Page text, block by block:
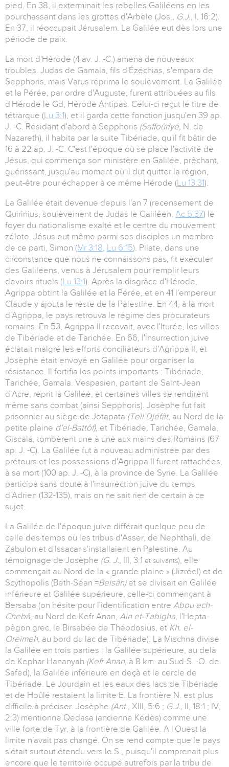
pied. En 38, il exterminait les rebelles Galiléens en les
pourchassant dans les grottes d'Arbèle (Jos., G.J., I, 16:2).
En 37, il réoccupait Jérusalem. La Galilée eut dès lors une
période de paix.
La mort d'Hérode (4 av. J. -C.) amena de nouveaux
troubles. Judas de Gamala, fils d'Ézéchias, s'empara de
Sepphoris, mais Varus réprima le soulèvement. La Galilée
et la Pérée, par ordre d'Auguste, furent attribuées au fils
d'Hérode le Gd, Hérode Antipas. Celui-ci reçut le titre de
tétrarque (Lu 3:1), et il garda cette fonction jusqu'en 39 ap.
J. -C. Résidant d'abord à Sepphoris (Saffoûrîyé, N. de
Nazareth), il habita par la suite Tibériade, qu'il fit bâtir de
16 à 22 ap. J. -C. C'est l'époque où se place l'activité de
Jésus, qui commença son ministère en Galilée, prêchant,
guérissant, jusqu'au moment où il dut quitter la région,
peut-être pour échapper à ce même Hérode (Lu 13:31).
La Galilée était devenue depuis l'an 7 (recensement de
Quirinius, soulèvement de Judas le Galiléen, Ac 5:37) le
foyer du nationalisme exalté et le centre du mouvement
zélote. Jésus eut même parmi ses disciples un membre
de ce parti, Simon (Mr 3:18, Lu 6:15). Pilate, dans une
circonstance que nous ne connaissons pas, fit exécuter
des Galiléens, venus à Jérusalem pour remplir leurs
devoirs rituels (Lu 13:1). Après la disgrâce d'Hérode,
Agrippa obtint la Galilée et la Pérée, et en 41 l'empereur
Claude y ajouta le reste de la Palestine. En 44, à la mort
d'Agrippa, le pays retrouva le régime des procurateurs
romains. En 53, Agrippa II recevait, avec l'Iturée, les villes
de Tibériade et de Tarichée. En 66, l'insurrection juive
éclatait malgré les efforts conciliateurs d'Agrippa II, et
Josèphe était envoyé en Galilée pour organiser la
résistance. Il fortifia les points importants : Tibériade,
Tarichée, Gamala. Vespasien, partant de Saint-Jean
d'Acre, reprit la Galilée, et certaines villes se rendirent
même sans combat (ainsi Sepphoris). Josèphe fut fait
prisonnier au siège de Jotapata (Tell Djéfât, au Nord de la
petite plaine d'el-Battôf), et Tibériade, Tarichée, Gamala,
Giscala, tombèrent une à une aux mains des Romains (67
ap. J. -C). La Galilée fut à nouveau administrée par des
préteurs et les possessions d'Agrippa II furent rattachées,
à sa mort (100 ap. J. -C), à la province de Syrie. La Galilée
participa sans doute à l'insurrection juive du temps
d'Adrien (132-135), mais on ne sait rien de certain à ce
sujet.
La Galilée de l'époque juive différait quelque peu de
celle des temps où les tribus d'Asser, de Nephthali, de
Zabulon et d'Issacar s'installaient en Palestine. Au
témoignage de Josèphe (G. J., III, 3:1 et suivants), elle
commençait au Nord de la « grande plaine » (Jizréel) et de
Scythopolis (Beth-Séan =Beisân) et se divisait en Galilée
inférieure et Galilée supérieure, celle-ci commençant à
Bersaba (on hésite pour l'identification entre Abou ech-
Chebâ, au Nord de Kefr Anan, Ain et-Tabigha, l'Hepta-
pêgon grec, le Birsabée de Théodosius, et Kh. el-
Oreimeh, au bord du lac de Tibériade). La Mischna divise
la Galilée en trois parties : la Galilée supérieure, au delà
de Kephar Hananyah (Kefr Anan, à 8 km. au Sud-S. -O. de
Safed), la Galilée inférieure en deçà et le cercle de
Tibériade. Le Jourdain et les eaux des lacs de Tibériade
et de Hoûlé restaient la limite E. La frontière N. est plus
difficile à préciser. Josèphe (Ant., XIII, 5:6 ; G.J.,
II, 18:1 ; IV,
2:3) mentionne Qedasa (ancienne Kédès) comme une
ville forte de Tyr, à la frontière de Galilée. A l'Ouest la
limite n'avait pas changé. On se rend compte que le pays
s'était surtout étendu vers le S., puisqu'il comprenait plus
encore que le territoire occupé autrefois par la tribu de